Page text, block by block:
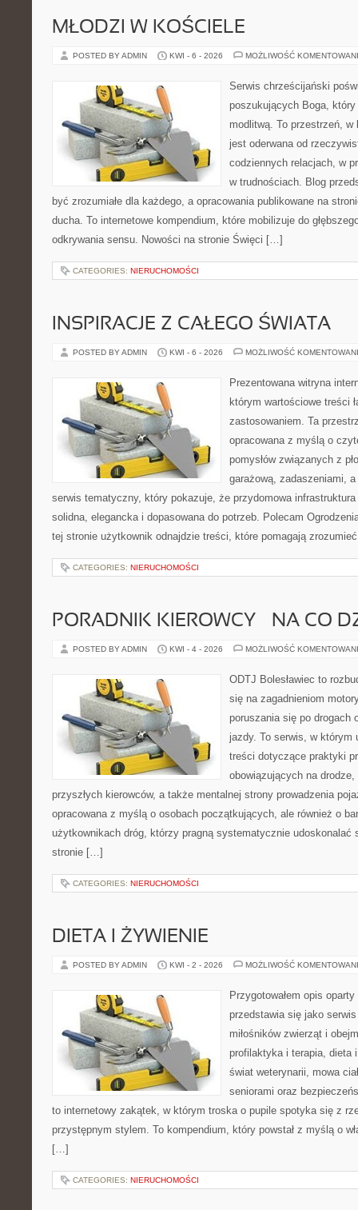
MŁODZI W KOŚCIELE
POSTED BY ADMIN KWI - 6 - 2026 MOŻLIWOŚĆ
Serwis chrześcijański
poszukujących Boga,
modlitwą. To przestrzeń,
jest oderwana od
codziennych relacjach, w
w trudnościach. Blog
być zrozumiałe dla każdego, a opracowania publikowane na
ducha. To internetowe kompendium, które mobilizuje do
odkrywania sensu. Nowości na stronie Święci […]
CATEGORIES: NIERUCHOMOŚCI
INSPIRACJE Z CAŁEGO ŚWIATA
POSTED BY ADMIN KWI - 6 - 2026 MOŻLIWOŚĆ
Prezentowana witryna
którym wartościowe treści
zastosowaniem. Ta
opracowana z myślą o
pomysłów związanych z
garażową, zadaszeniami,
serwis tematyczny, który pokazuje, że przydomowa
solidna, elegancka i dopasowana do potrzeb. Polecam
tej stronie użytkownik odnajdzie treści, które pomagają
CATEGORIES: NIERUCHOMOŚCI
PORADNIK KIEROWCY – NA CO
POSTED BY ADMIN KWI - 4 - 2026 MOŻLIWOŚĆ
ODTJ Bolesławiec to
się na zagadnieniom
poruszania się po drogach
jazdy. To serwis, w którym
treści dotyczące praktyki
obowiązujących na
przyszłych kierowców, a także mentalnej strony prowadzenia
opracowana z myślą o osobach początkujących, ale również o
użytkownikach dróg, którzy pragną systematycznie udoskonalać
stronie […]
CATEGORIES: NIERUCHOMOŚCI
DIETA I ŻYWIENIE
POSTED BY ADMIN KWI - 2 - 2026 MOŻLIWOŚĆ
Przygotowałem opis
przedstawia się jako
miłośników zwierząt i
profilaktyka i terapia, dieta
świat weterynarii, mowa
seniorami oraz
to internetowy zakątek, w którym troska o pupile spotyka się z
przystępnym stylem. To kompendium, który powstał z myślą o
[…]
CATEGORIES: NIERUCHOMOŚCI